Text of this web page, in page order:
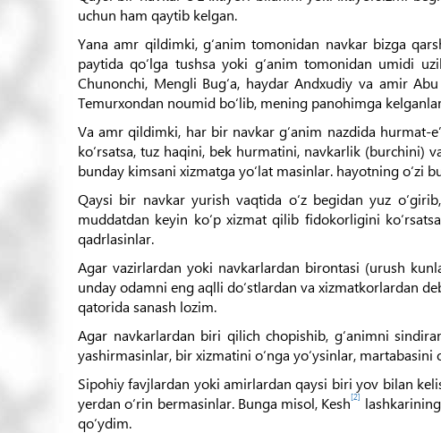
uchun ham qaytib kelgan.
Yana amr qildimki, g‘anim tomonidan navkar bizga
paytida qo‘lga tushsa yoki g‘anim tomonidan umidi
Chunonchi, Mengli Bug‘a, haydar Andxudiy va amir
Temurxondan noumid bo‘lib, mening panohimga
Va amr qildimki, har bir navkar g‘anim nazdida hurmat-
ko‘rsatsa, tuz haqini, bek hurmatini, navkarlik (burchini)
bunday kimsani xizmatga yo‘lat masinlar. hayotning o‘zi
Qaysi bir navkar yurish vaqtida o‘z begidan yuz
muddatdan keyin ko‘p xizmat qilib fidokorligini
qadrlasinlar.
Agar vazirlardan yoki navkarlardan birontasi (urush
unday odamni eng aqlli do‘stlardan va xizmatkorlardan
qatorida sanash lozim.
Agar navkarlardan biri qilich chopishib, g‘animni
yashirmasinlar, bir xizmatini o‘nga yo‘ysinlar,
Sipohiy favjlardan yoki amirlardan qaysi biri yov bilan
yerdan o‘rin bermasinlar. Bunga misol, Kesh[2]
qo‘ydim.